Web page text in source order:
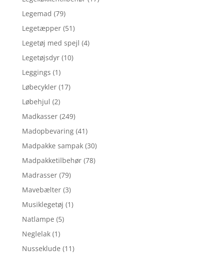
Legemad (79)
Legetæpper (51)
Legetøj med spejl (4)
Legetøjsdyr (10)
Leggings (1)
Løbecykler (17)
Løbehjul (2)
Madkasser (249)
Madopbevaring (41)
Madpakke sampak (30)
Madpakketilbehør (78)
Madrasser (79)
Mavebælter (3)
Musiklegetøj (1)
Natlampe (5)
Neglelak (1)
Nusseklude (11)